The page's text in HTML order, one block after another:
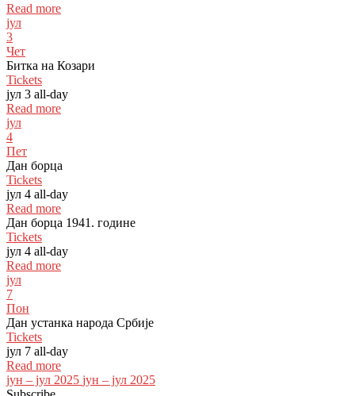
Read more
јул
3
Чет
Битка на Козари
Tickets
јул 3 all-day
Read more
јул
4
Пет
Дан борца
Tickets
јул 4 all-day
Read more
Дан борца 1941. године
Tickets
јул 4 all-day
Read more
јул
7
Пон
Дан устанка народа Србије
Tickets
јул 7 all-day
Read more
јун – јул 2025 јун – јул 2025